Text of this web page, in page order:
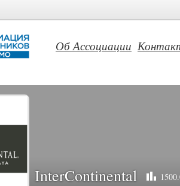
Об Ассоциации
InterContinental